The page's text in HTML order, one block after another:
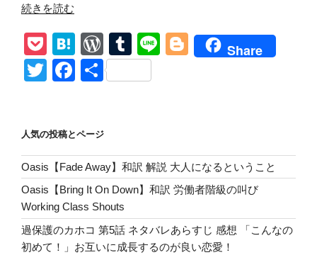
“【Backyard
Made
Me
Madman】
ル
な
表
現
者
Dregen
続きを読む
P
o
ck
H
at
e
a
W
or
d
e
ss
T
u
m
Li
Bl
Share
T
er
F
e
b
o
o
k
共
人気の投稿とページ
Oasis【Fade Away】和訳 解説 大人になるということ
Oasis【Bring It On Down】和訳 労働者階級の叫び
Working Class Shouts
過保護のカホコ 第5話 ネタバレあらすじ 感想 「こんなの
初めて！」お互いに成長するのが良い恋愛！